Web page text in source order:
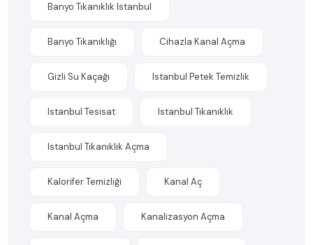
Banyo Tıkanıklık Istanbul
Banyo Tıkanıklığı Cihazla Kanal Açma
Gizli Su Kaçağı Istanbul Petek Temizlik
Istanbul Tesisat Istanbul Tıkanıklık
Istanbul Tıkanıklık Açma
Kalorifer Temizliği Kanal Aç
Kanal Açma Kanalizasyon Açma